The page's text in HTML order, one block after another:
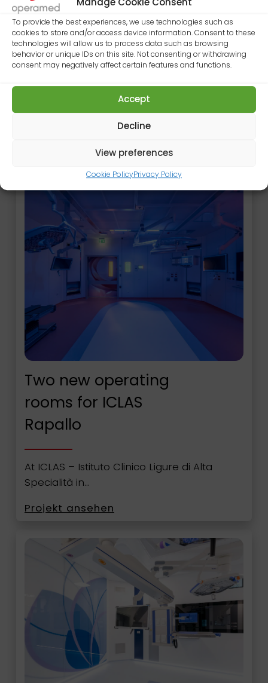
To provide the best experiences, we use technologies such as
cookies to store and/or access device information. Consent to these
technologies will allow us to process data such as browsing
behavior or unique IDs on this site. Not consenting or withdrawing
consent may negatively affect certain features and functions.
Accept
Decline
View preferences
Cookie PolicyPrivacy Policy
Ausgewählte Projekte
Eine Auswahl der neuesten von Operamed
realisierten Projekte
Two new operating
rooms for ICLAS
Rapallo
At ICLAS – Istituto Clinico Ligure di Alta
Specialità in…
Projekt ansehen